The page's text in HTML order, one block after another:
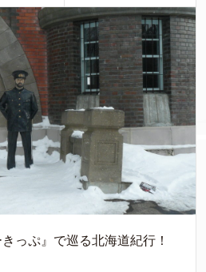
っぷ』で巡る北海道紀行！